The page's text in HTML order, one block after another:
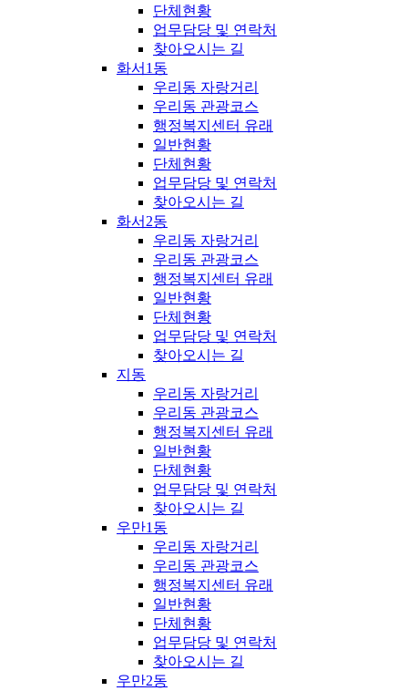
단체현황
업무담당 및 연락처
찾아오시는 길
화서1동
우리동 자랑거리
우리동 관광코스
행정복지센터 유래
일반현황
단체현황
업무담당 및 연락처
찾아오시는 길
화서2동
우리동 자랑거리
우리동 관광코스
행정복지센터 유래
일반현황
단체현황
업무담당 및 연락처
찾아오시는 길
지동
우리동 자랑거리
우리동 관광코스
행정복지센터 유래
일반현황
단체현황
업무담당 및 연락처
찾아오시는 길
우만1동
우리동 자랑거리
우리동 관광코스
행정복지센터 유래
일반현황
단체현황
업무담당 및 연락처
찾아오시는 길
우만2동